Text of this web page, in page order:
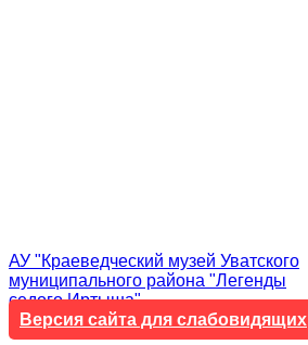
АУ "Краеведческий музей Уватского
муниципального района "Легенды
седого Иртыша"
Версия сайта для слабовидящих